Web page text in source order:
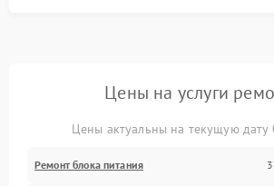
Цены на услуги
Цены актуальны на текущую дату
Ремонт блока питания